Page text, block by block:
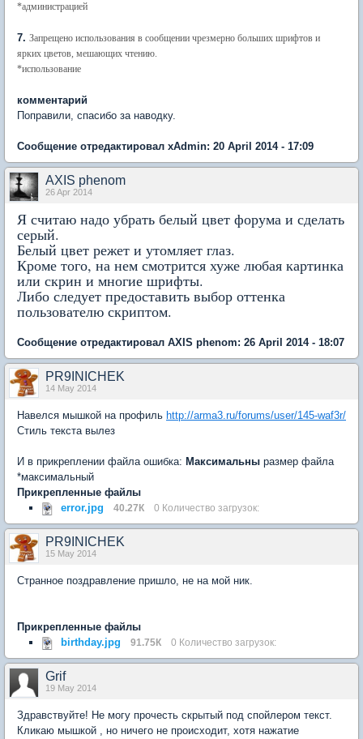
*администрацией
7. Запрещено использования в сообщении чрезмерно больших шрифтов и
ярких цветов, мешающих чтению.
*использование
комментарий
Поправили, спасибо за наводку.
Сообщение отредактировал xAdmin: 20 April 2014 - 17:09
AXIS phenom
26 Apr 2014
Я считаю надо убрать белый цвет форума и сделать
серый.
Белый цвет режет и утомляет глаз.
Кроме того, на нем смотрится хуже любая картинка
или скрин и многие шрифты.
Либо следует предоставить выбор оттенка
пользователю скриптом.
Сообщение отредактировал AXIS phenom: 26 April 2014 - 18:07
PR9INICHEK
14 May 2014
Навелся мышкой на профиль http://arma3.ru/forums/user/145-waf3r/
Стиль текста вылез
И в прикреплении файла ошибка: Максимальны размер файла
*максимальный
Прикрепленные файлы
error.jpg
40.27К 0 Количество загрузок:
PR9INICHEK
15 May 2014
Странное поздравление пришло, не на мой ник.
Прикрепленные файлы
birthday.jpg
91.75К 0 Количество загрузок:
Grif
19 May 2014
Здравствуйте! Не могу прочесть скрытый под спойлером текст.
Кликаю мышкой , но ничего не происходит, хотя нажатие